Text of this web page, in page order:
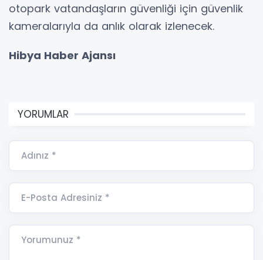
otopark vatandaşların güvenliği için güvenlik
kameralarıyla da anlık olarak izlenecek.
Hibya Haber Ajansı
YORUMLAR
Adınız *
E-Posta Adresiniz *
Yorumunuz *